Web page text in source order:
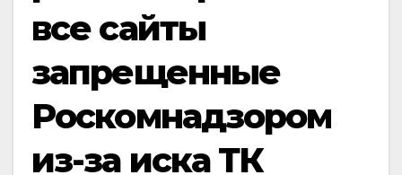
все сайты
запрещенные
Роскомнадзором
из-за иска ТК